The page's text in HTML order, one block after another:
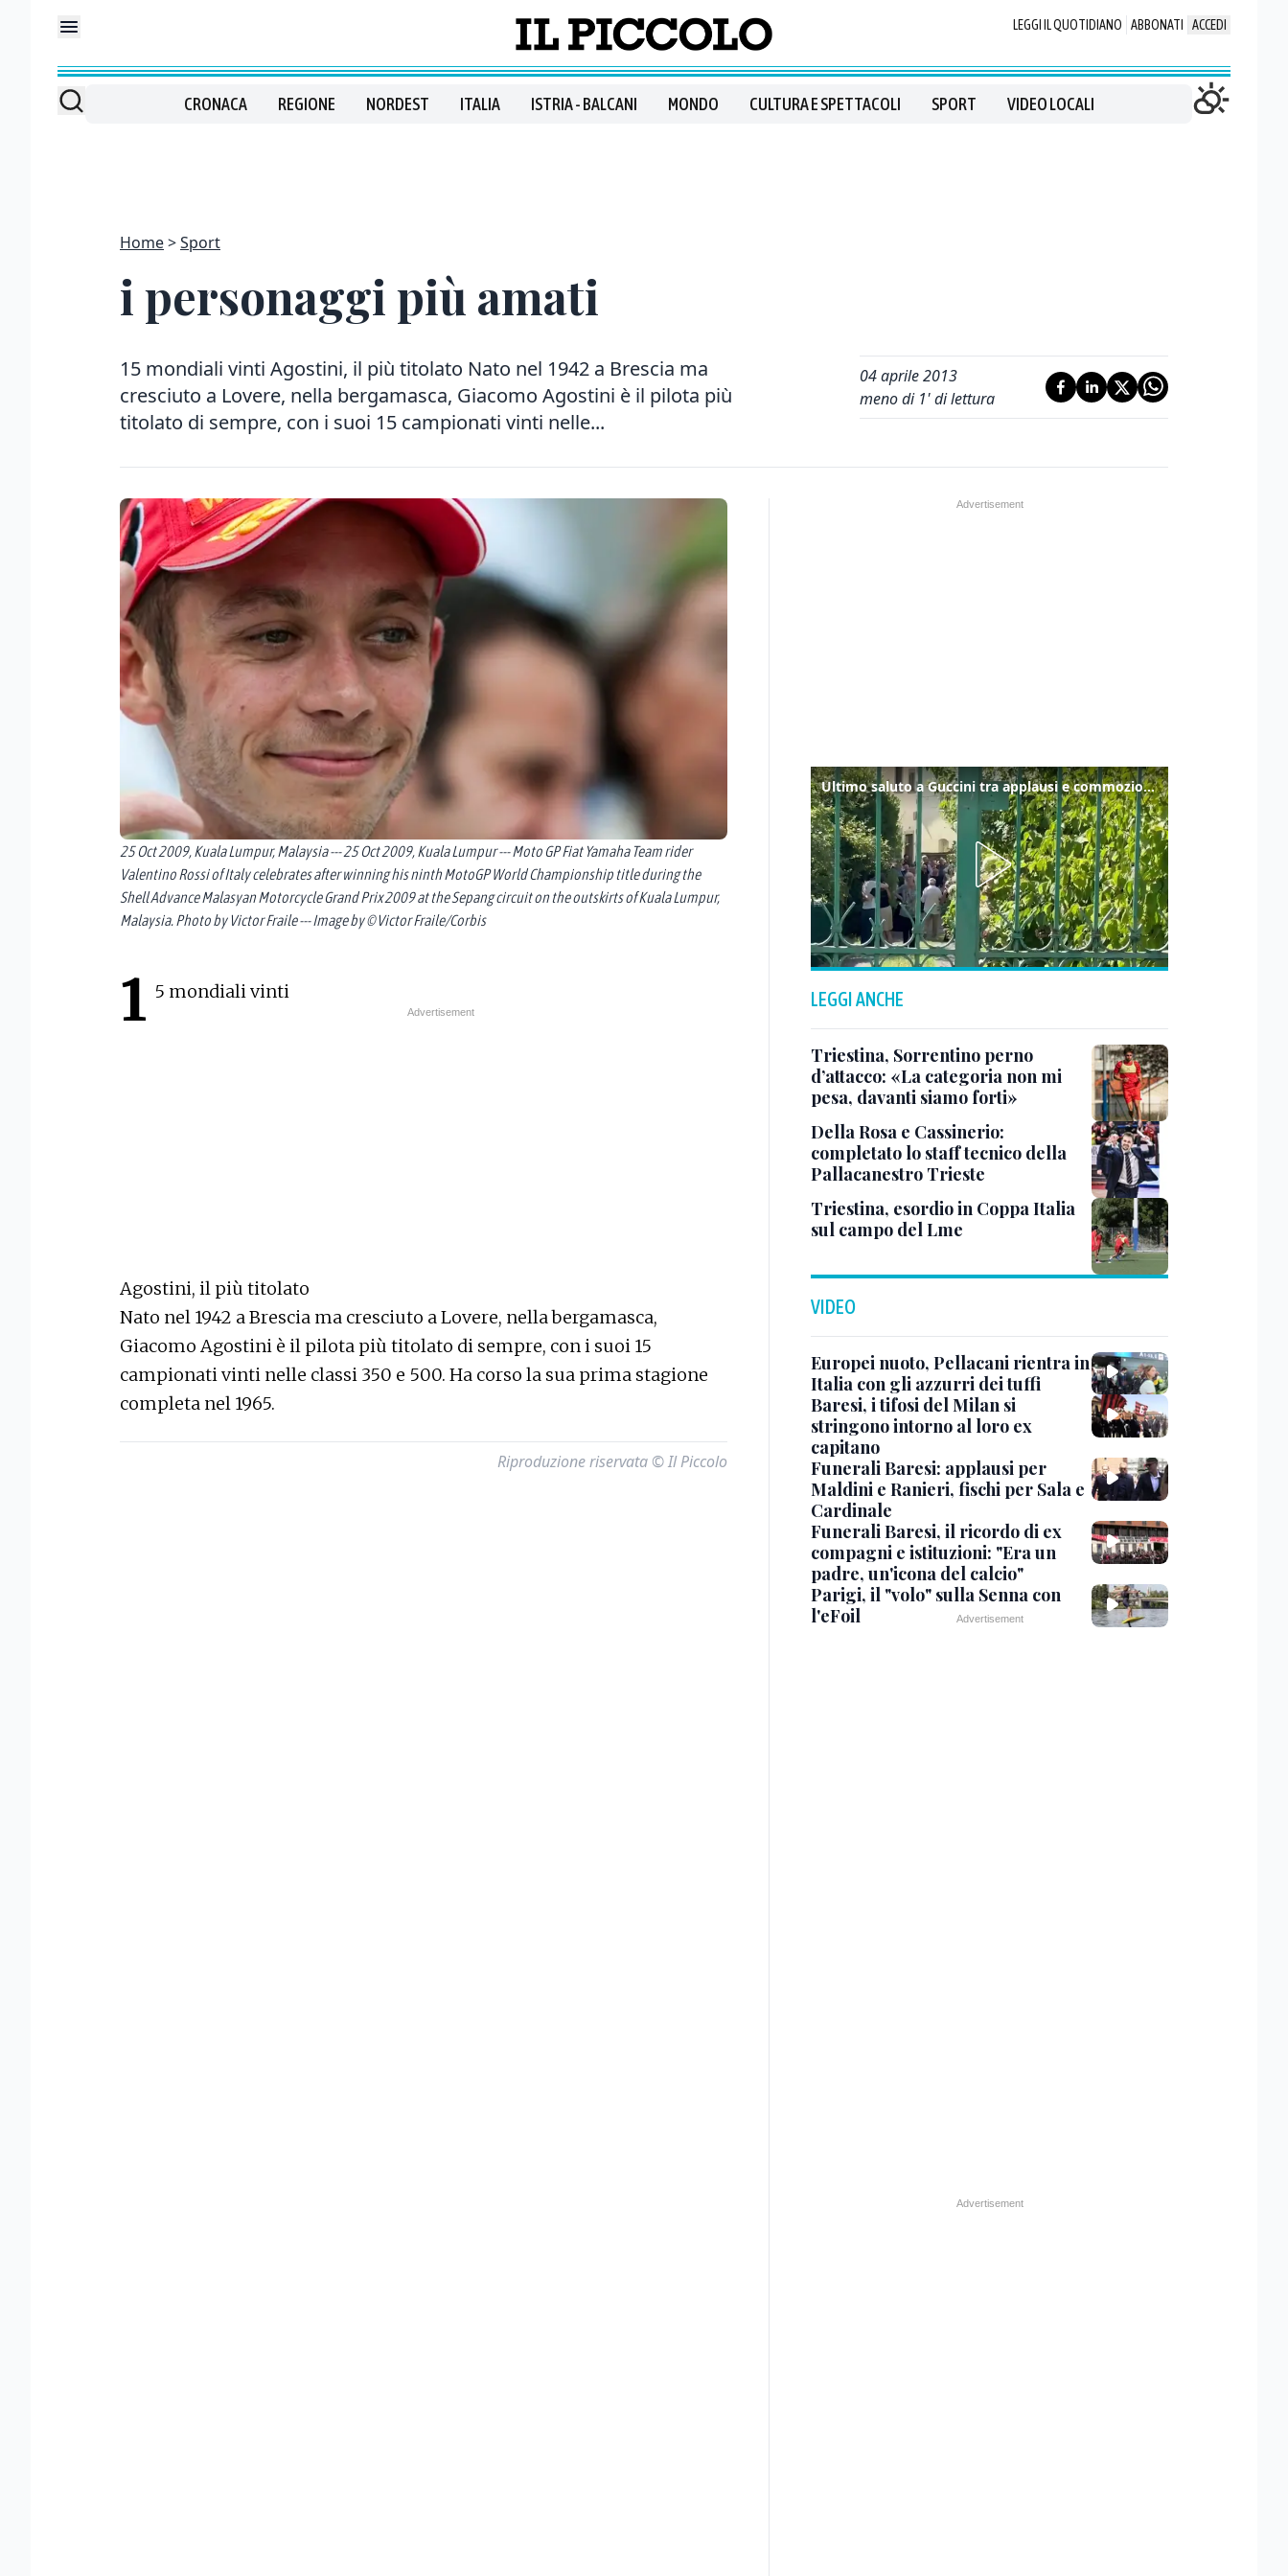
LEGGI IL QUOTIDIANO ABBONATI ACCEDI
CRONACA REGIONE NORDEST ITALIA ISTRIA - BALCANI MONDO CULTURA E SPETTACOLI SPORT VIDEO LOCALI
Home Sport
i personaggi più amati
15 mondiali vinti Agostini, il più titolato Nato nel 1942 a Brescia ma
cresciuto a Lovere, nella bergamasca, Giacomo Agostini è il pilota più
titolato di sempre, con i suoi 15 campionati vinti nelle...
04 aprile 2013
meno di 1' di lettura
25 Oct 2009, Kuala Lumpur, Malaysia --- 25 Oct 2009, Kuala Lumpur --- Moto GP Fiat Yamaha Team rider
Valentino Rossi of Italy celebrates after winning his ninth MotoGP World Championship title during the
Shell Advance Malasyan Motorcycle Grand Prix 2009 at the Sepang circuit on the outskirts of Kuala Lumpur,
Malaysia. Photo by Victor Fraile --- Image by © Victor Fraile/Corbis
1 5 mondiali vinti
Agostini, il più titolato
Nato nel 1942 a Brescia ma cresciuto a Lovere, nella bergamasca,
Giacomo Agostini è il pilota più titolato di sempre, con i suoi 15
campionati vinti nelle classi 350 e 500. Ha corso la sua prima stagione
completa nel 1965.
Riproduzione riservata © Il Piccolo
Ultimo saluto a Guccini tra applausi e commozione a Pavana
LEGGI ANCHE
Triestina, Sorrentino perno
d’attacco: «La categoria non mi
pesa, davanti siamo forti»
Della Rosa e Cassinerio:
completato lo staff tecnico della
Pallacanestro Trieste
Triestina, esordio in Coppa Italia
sul campo del Lme
VIDEO
Europei nuoto, Pellacani rientra in
Italia con gli azzurri dei tuffi
Baresi, i tifosi del Milan si
stringono intorno al loro ex
capitano
Funerali Baresi: applausi per
Maldini e Ranieri, fischi per Sala e
Cardinale
Funerali Baresi, il ricordo di ex
compagni e istituzioni: "Era un
padre, un'icona del calcio"
Parigi, il "volo" sulla Senna con
l'eFoil